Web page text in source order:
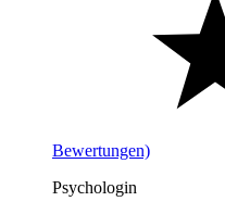
Bewertungen)
Psychologin